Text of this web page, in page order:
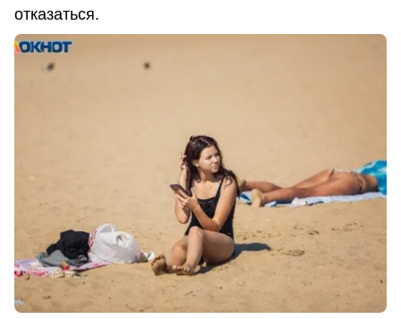
отказаться.